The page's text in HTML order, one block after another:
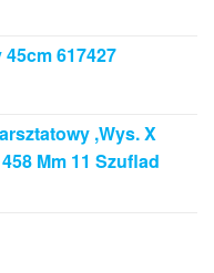
617427
,Wys. X
Mm 11 Szuflad